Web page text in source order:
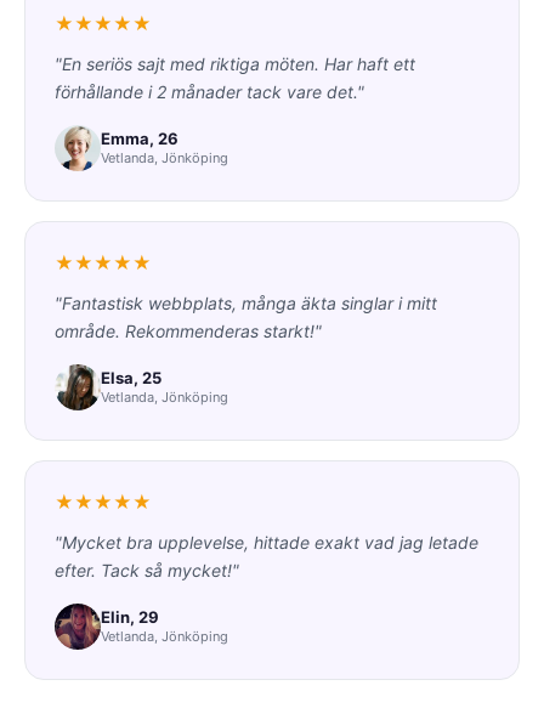
★★★★★
"En seriös sajt med riktiga möten. Har haft ett
förhållande i 2 månader tack vare det."
Emma, 26
Vetlanda, Jönköping
★★★★★
"Fantastisk webbplats, många äkta singlar i mitt
område. Rekommenderas starkt!"
Elsa, 25
Vetlanda, Jönköping
★★★★★
"Mycket bra upplevelse, hittade exakt vad jag letade
efter. Tack så mycket!"
Elin, 29
Vetlanda, Jönköping